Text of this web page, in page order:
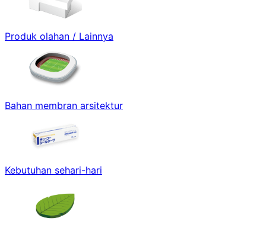
Produk olahan / Lainnya
Bahan membran arsitektur
Kebutuhan sehari-hari